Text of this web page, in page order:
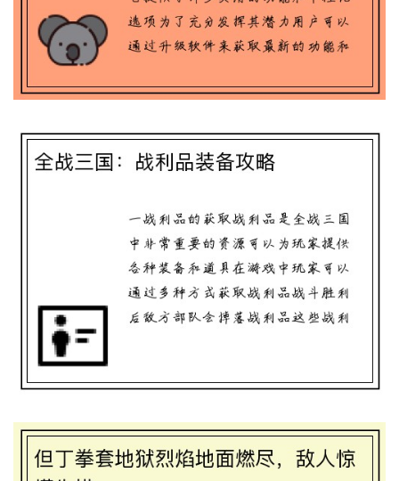
全战三国：战利品装备攻略
但丁拳套地狱烈焰地面燃尽，敌人惊慌失
措